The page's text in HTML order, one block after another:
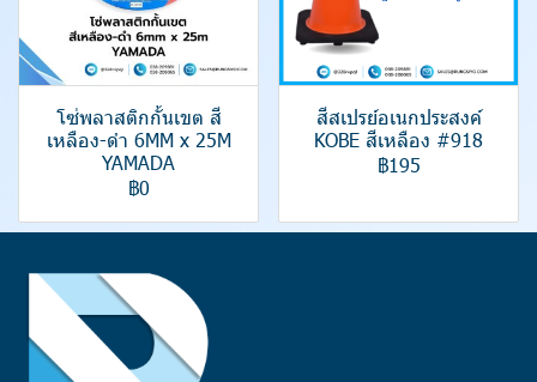
โซ่พลาสติกกั้นเขต สี
เหลือง-ดำ 6MM x 25M
YAMADA
฿0
สีสเปรย์อเนกประสงค์
KOBE สีเหลือง #918
฿195